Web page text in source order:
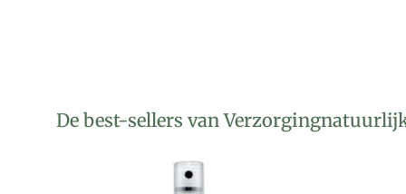
De best-sellers van